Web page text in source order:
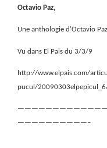
Octavio Paz,
Une anthologie d’Octavio
Vu dans El Pais du 3/3/9
http://www.elpais.com/
pucul/
——————————–